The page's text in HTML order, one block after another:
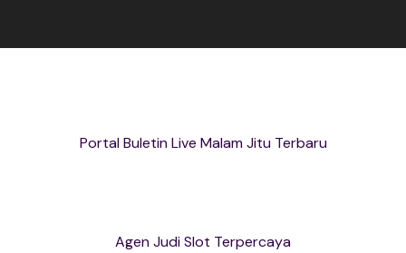
Portal Buletin Live Malam Jitu Terbaru
Agen Judi Slot Terpercaya